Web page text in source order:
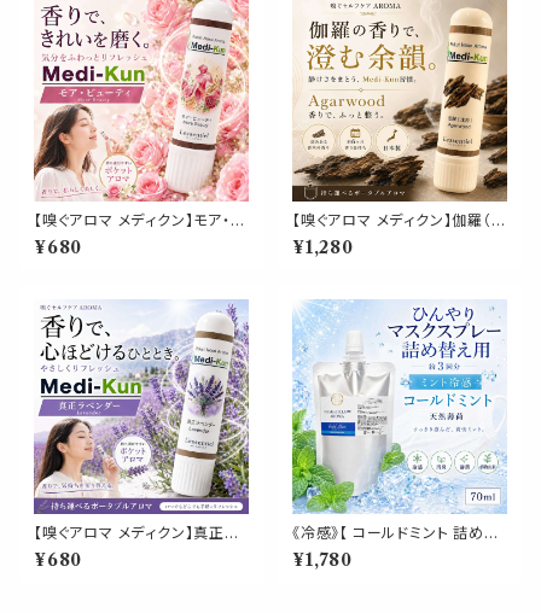
【嗅ぐアロマ メディクン】モア・ビ
ューティ｜ダマスクローズ×ネロ
リ×サンダルウッド 華やかなフロ
セルフケア 気分転換 リフレッシ
ュ 携帯 日本製 女性 誕生日 ギ
フト プレゼント
¥680
【嗅ぐアロマ メディクン】伽羅（沈
香）｜天然精油 アガーウッド 深
く上品な香木の香り ポータブル
携帯用 日本製 武将 歴史 博物
館 ギフト プレゼント
¥1,280
【嗅ぐアロマ メディクン】真正ラ
ベンダー｜おやすみ前 リラック
ス 上品 フローラル ハーブ 香り
¥680
《冷感》【 コールドミント 詰め替
え用 70ml 】マスク & ピロー ア
ロマ｜ペパーミント 国産天然薄
¥1,780